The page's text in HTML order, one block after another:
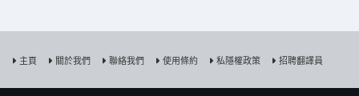
主頁 關於我們 聯絡我們 使用條約 私隱權政策 招聘翻譯員